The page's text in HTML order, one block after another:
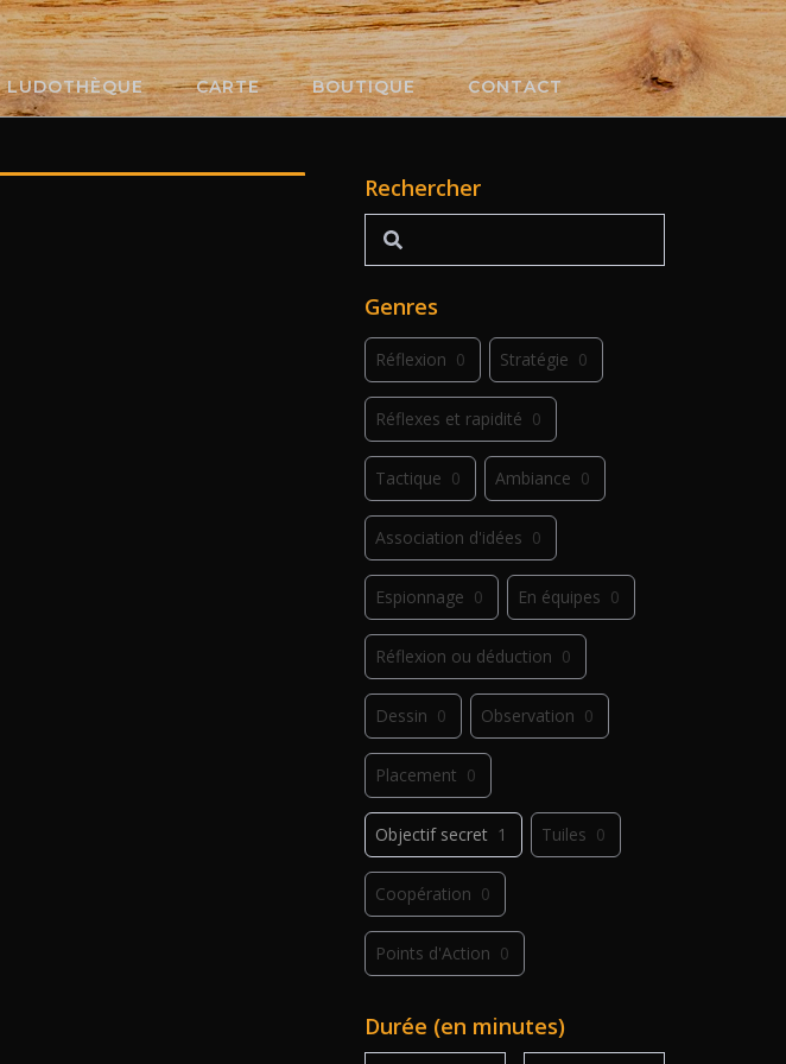
LUDOTHÈQUE CARTE BOUTIQUE CONTACT
Rechercher
Rechercher
Genres
Réflexion 0 Stratégie 0
Réflexes et rapidité 0
Tactique 0 Ambiance 0
Association d'idées 0
Espionnage 0 En équipes 0
Réflexion ou déduction 0
Dessin 0 Observation 0
Placement 0
Objectif secret 1 Tuiles 0
Coopération 0
Points d'Action 0
Déplacement 0
Durée (en minutes)